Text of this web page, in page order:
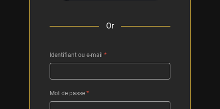
Or
Identifiant ou e-mail *
Mot de passe *